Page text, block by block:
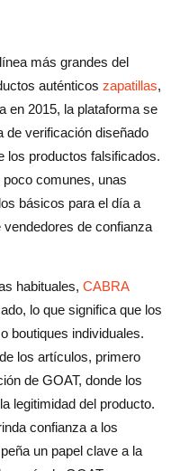
de mensajería
GOAT
qué significa
el tiempo de envío de
de GOAT
o StockX?
más grandes del
auténticos zapatillas,
en 2015, la plataforma se
de verificación diseñado
los productos falsificados.
comunes, unas
básicos para el día a
de confianza
habituales, CABRA
lo que significa que los
boutiques individuales.
los artículos, primero
de GOAT, donde los
legitimidad del producto.
confianza a los
un papel clave a la